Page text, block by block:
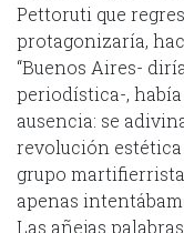
Pettoruti que
protagonizaría,
“Buenos Aires-
periodística-,
ausencia: se
revolución estética
grupo
apenas
Las añejas